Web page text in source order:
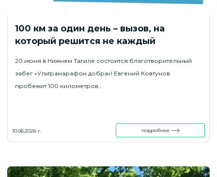
100 км за один день – вызов, на
который решится не каждый
20 июня в Нижнем Тагиле состоится благотворительный
забег «Ультрамарафон добра»! Евгений Ковтунов
пробежит 100 километров…
10.06.2026 г. подробнее